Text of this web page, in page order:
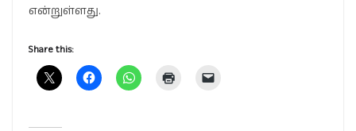
என்றுள்ளது.
Share this: